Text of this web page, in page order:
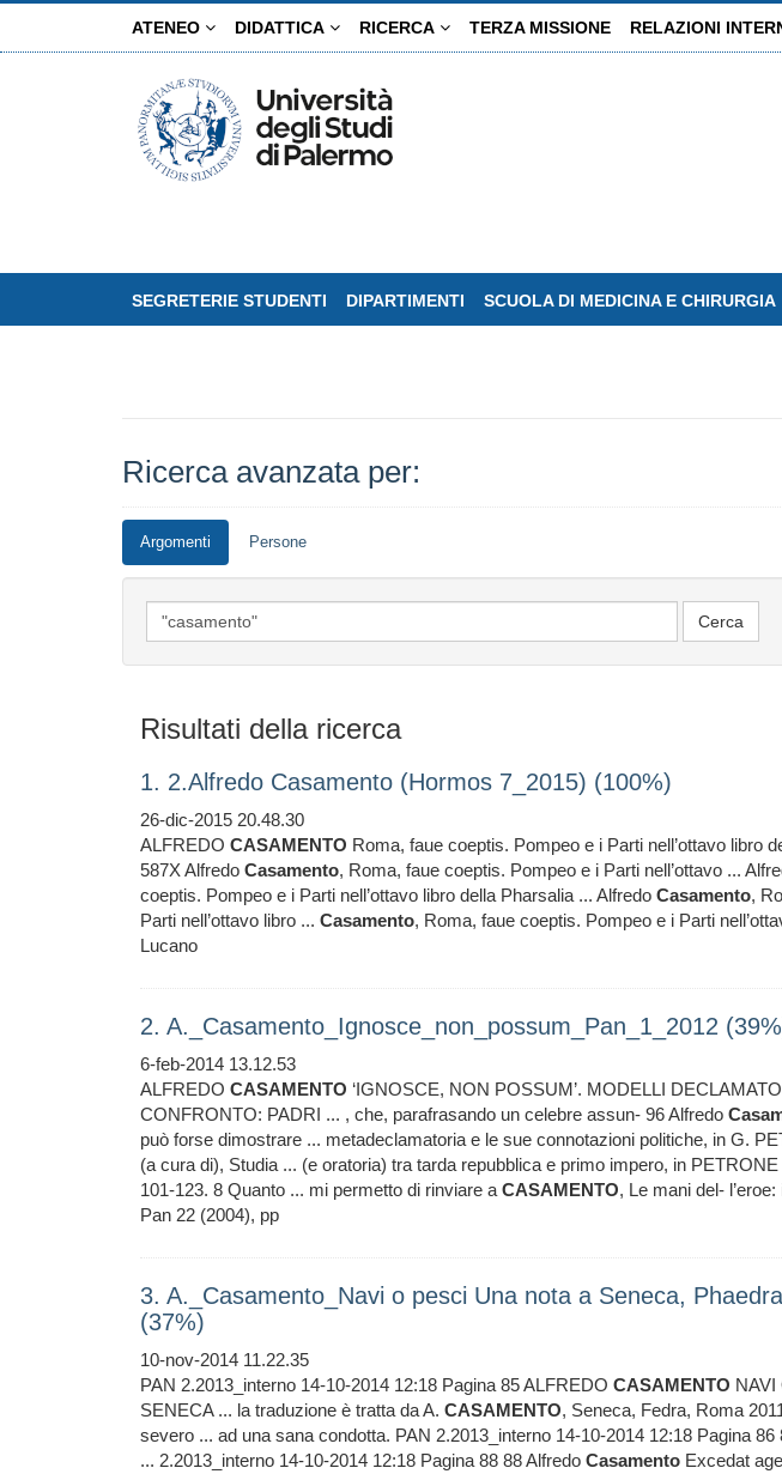
ATENEO DIDATTICA RICERCA TERZA MISSIONE RELAZIONI
SEGRETERIE STUDENTI DIPARTIMENTI SCUOLA DI MEDICINA E CHIRURGIA
Ricerca avanzata per:
Argomenti Persone
Risultati della ricerca
1. 2.Alfredo Casamento (Hormos 7_2015) (100%)
26-dic-2015 20.48.30
ALFREDO CASAMENTO Roma, faue coeptis. Pompeo e i Parti nell’ottavo libro
587X Alfredo Casamento, Roma, faue coeptis. Pompeo e i Parti nell’ottavo ...
coeptis. Pompeo e i Parti nell’ottavo libro della Pharsalia ... Alfredo Casamento,
Parti nell’ottavo libro ... Casamento, Roma, faue coeptis. Pompeo e i Parti
Lucano
2. A._Casamento_Ignosce_non_possum_Pan_1_2012
6-feb-2014 13.12.53
ALFREDO CASAMENTO ‘IGNOSCE, NON POSSUM’. MODELLI
CONFRONTO: PADRI ... , che, parafrasando un celebre assun- 96 Alfredo
può forse dimostrare ... metadeclamatoria e le sue connotazioni politiche, in G.
(a cura di), Studia ... (e oratoria) tra tarda repubblica e primo impero, in
101-123. 8 Quanto ... mi permetto di rinviare a CASAMENTO, Le mani del-
Pan 22 (2004), pp
3. A._Casamento_Navi o pesci Una nota a Seneca,
(37%)
10-nov-2014 11.22.35
PAN 2.2013_interno 14-10-2014 12:18 Pagina 85 ALFREDO CASAMENTO NAVI
SENECA ... la traduzione è tratta da A. CASAMENTO, Seneca, Fedra, Roma
severo ... ad una sana condotta. PAN 2.2013_interno 14-10-2014 12:18 Pagina 86
... 2.2013_interno 14-10-2014 12:18 Pagina 88 88 Alfredo Casamento Excedat